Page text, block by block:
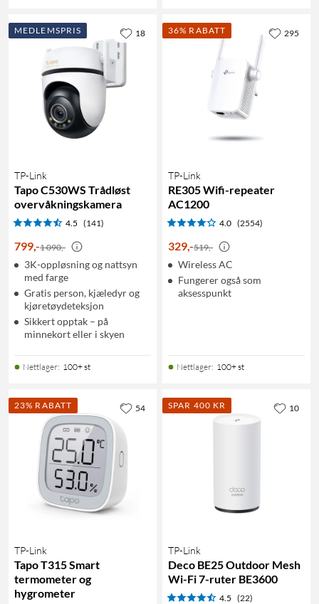
MEDLEMSPRIS
TP-Link
Tapo C530WS Trådløst
overvåkningskamera
4.5 (141)
799,-1 090,-
3K-oppløsning og nattsyn
med farge
Gratis person, kjæledyr og
kjøretøydeteksjon
Sikkert opptak – på
minnekort eller i skyen
Nettlager: 100+ st
18 36% RABATT
TP-Link
RE305 Wifi-repeater
AC1200
4.0 (2554)
329,-519,-
Wireless AC
Fungerer også som
aksesspunkt
Nettlager: 100+ st
295
23% RABATT
TP-Link
Tapo T315 Smart
termometer og
hygrometer
54 SPAR 400 KR
TP-Link
Deco BE25 Outdoor Mesh
Wi-Fi 7-ruter BE3600
4.5 (22)
10